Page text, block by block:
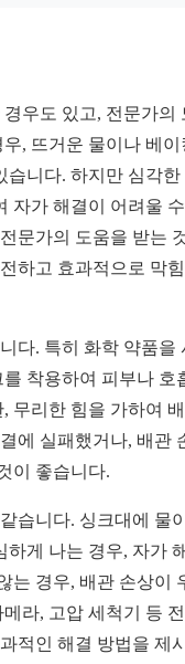
우도 있고, 전문가의
, 뜨거운 물이나 베이
습니다. 하지만 심각한
자가 해결이 어려울
문가의 도움을 받는
하고 효과적으로 막
다. 특히 화학 약품을
착용하여 피부나 호
무리한 힘을 가하여
에 실패했거나, 배관
이 좋습니다.
습니다. 싱크대에 물
하게 나는 경우, 자가
는 경우, 배관 손상이
라, 고압 세척기 등
적인 해결 방법을 제